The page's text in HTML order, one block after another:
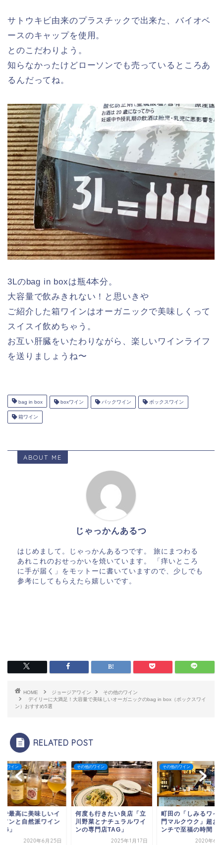
サトウキビ由来のプラスチックで出来た、バイオベ
ースのキャップを使用。
とのこだわりよう。
知らなかったけどローソンでも売っているところあ
るんだってね。
3Lのbag in boxは瓶4本分。
大容量で飲みきれない！と思いきや
ご紹介した箱ワインはオーガニックで美味しくって
スイスイ飲めちゃう。
お互い肝臓をいたわりながら、楽しいワインライフ
を送りましょうね〜
bag in box boxワイン パックワイン ボックスワイン
箱ワイン
ABOUT ME
じゃっかんあるつ
はじめまして。じゃっかんあるつです。 旅にまつわる
あれこれのおせっかいを焼いています。 「痒いところ
に手が届く」をモットーに書いていますので、少しでも
参考にしてもらえたら嬉しいです。
HOME ジョージアワイン
その他のワイン
デイリーに大満足！大容量で美味しいオーガニックのbag in box（ボックスワイ
ン）おすすめ5選
RELATED POST
のワイン
も行きたい良店「立
菜とナチュラルワイ
専門店TAG」
2025年1月17日
その他のワイン
町田の「しみるワイン専
門マルクウク」超お得ラ
ンチで至福の時間（De...
2020年6月27日
その他のワイン
立川で最高に美味し
タリアンと自然派ワ
「TAG」
2020年6